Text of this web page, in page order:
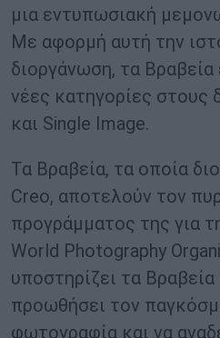
μια εντυπωσιακή
Με αφορμή αυτή την
διοργάνωση, τα Βραβεία
νέες κατηγορίες στους
και Single Image.
Τα Βραβεία, τα οποία
Creo, αποτελούν τον
προγράμματος της για
World Photography
υποστηρίζει τα
προωθήσει τον
φωτογραφία και να